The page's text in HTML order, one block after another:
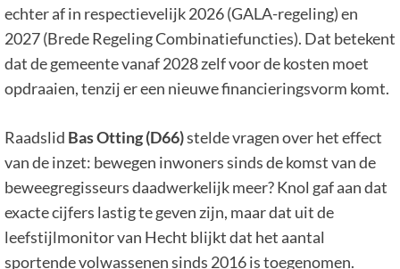
echter af in respectievelijk 2026 (GALA-regeling) en
2027 (Brede Regeling Combinatiefuncties). Dat betekent
dat de gemeente vanaf 2028 zelf voor de kosten moet
opdraaien, tenzij er een nieuwe financieringsvorm komt.
Raadslid Bas Otting (D66)stelde vragen over het effect
van de inzet: bewegen inwoners sinds de komst van de
beweegregisseurs daadwerkelijk meer? Knol gaf aan dat
exacte cijfers lastig te geven zijn, maar dat uit de
leefstijlmonitor van Hecht blijkt dat het aantal
sportende volwassenen sinds 2016 is toegenomen.